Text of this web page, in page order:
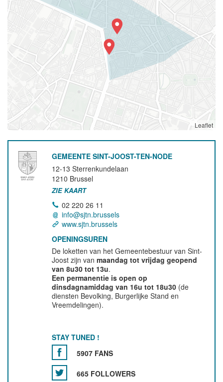
Leaflet
GEMEENTE SINT-JOOST-TEN-NODE
12-13 Sterrenkundelaan
1210 Brussel
ZIE KAART
02 220 26 11
info@sjtn.brussels
www.sjtn.brussels
OPENINGSUREN
De loketten van het Gemeentebestuur van Sint-
Joost zijn vanmaandag tot vrijdag geopend
van 8u30 tot 13u.
Een permanentie is open op
dinsdagnamiddag van 16u tot 18u30 (de
diensten Bevolking, Burgerlijke Stand en
Vreemdelingen).
STAY TUNED !
5907 FANS
665 FOLLOWERS